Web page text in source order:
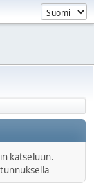
katseluun.
tunnuksella